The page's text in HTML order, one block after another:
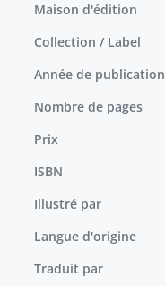
Maison d'édition
Collection / Label
Année de publication
Nombre de pages
Prix
ISBN
Illustré par
Langue d'origine
Traduit par